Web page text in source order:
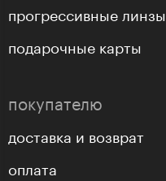
прогрессивные линзы
подарочные карты
покупателю
доставка и возврат
оплата